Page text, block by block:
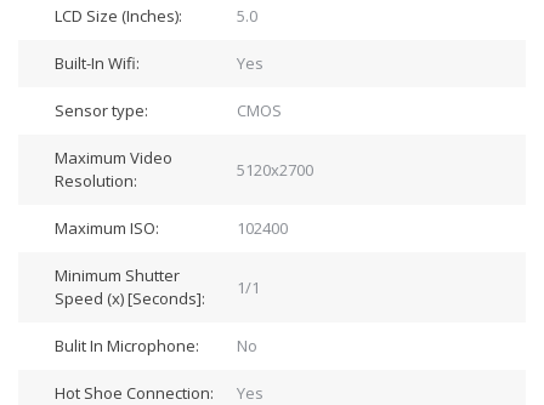
LCD Size (Inches): 5.0
Built-In Wifi: Yes
Sensor type: CMOS
Maximum Video
Resolution:
5120x2700
Maximum ISO: 102400
Minimum Shutter
Speed (x) [Seconds]:
1/1
Bulit In Microphone: No
Hot Shoe Connection: Yes